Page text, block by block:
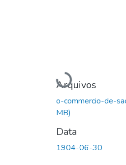
Carregando...
Arquivos
o-commercio-de-
MB)
Data
1904-06-30